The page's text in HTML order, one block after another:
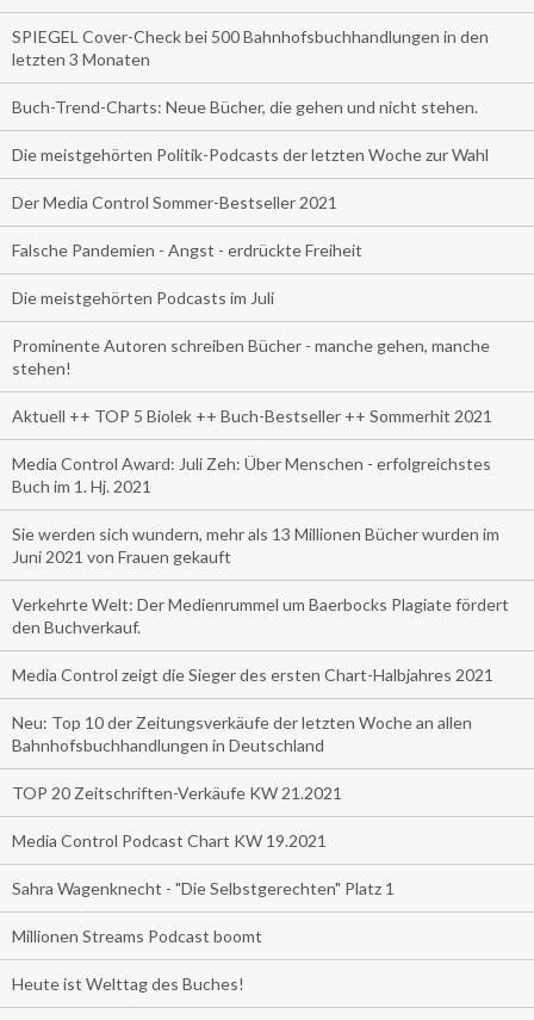
SPIEGEL Cover-Check bei 500 Bahnhofsbuchhandlungen in den
letzten 3 Monaten
Buch-Trend-Charts: Neue Bücher, die gehen und nicht stehen.
Die meistgehörten Politik-Podcasts der letzten Woche zur Wahl
Der Media Control Sommer-Bestseller 2021
Falsche Pandemien - Angst - erdrückte Freiheit
Die meistgehörten Podcasts im Juli
Prominente Autoren schreiben Bücher - manche gehen, manche
stehen!
Aktuell ++ TOP 5 Biolek ++ Buch-Bestseller ++ Sommerhit 2021
Media Control Award: Juli Zeh: Über Menschen - erfolgreichstes
Buch im 1. Hj. 2021
Sie werden sich wundern, mehr als 13 Millionen Bücher wurden im
Juni 2021 von Frauen gekauft
Verkehrte Welt: Der Medienrummel um Baerbocks Plagiate fördert
den Buchverkauf.
Media Control zeigt die Sieger des ersten Chart-Halbjahres 2021
Neu: Top 10 der Zeitungsverkäufe der letzten Woche an allen
Bahnhofsbuchhandlungen in Deutschland
TOP 20 Zeitschriften-Verkäufe KW 21.2021
Media Control Podcast Chart KW 19.2021
Sahra Wagenknecht - "Die Selbstgerechten" Platz 1
Millionen Streams Podcast boomt
Heute ist Welttag des Buches!